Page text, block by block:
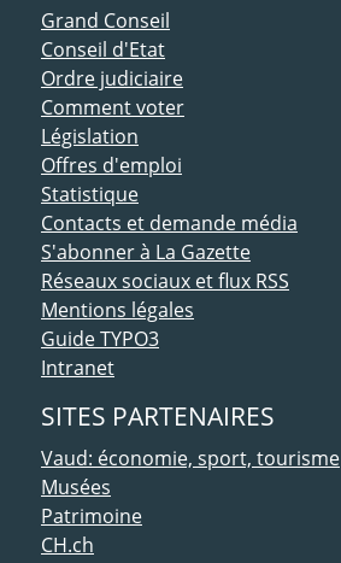
ACCÈS DIRECT
Grand Conseil
Conseil d'Etat
Ordre judiciaire
Comment voter
Législation
Offres d'emploi
Statistique
Contacts et demande média
S'abonner à La Gazette
Réseaux sociaux et flux RSS
Mentions légales
Guide TYPO3
Intranet
SITES PARTENAIRES
Vaud: économie, sport, tourisme
Musées
Patrimoine
CH.ch